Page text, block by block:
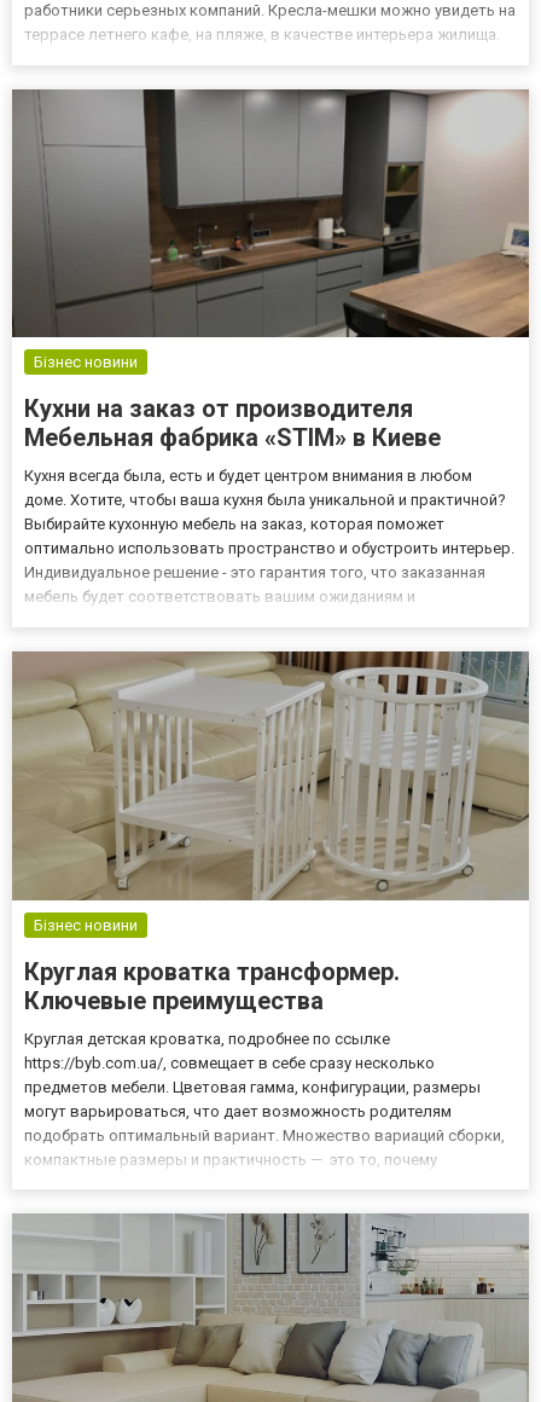
работники серьезных компаний. Кресла-мешки можно увидеть на
террасе летнего кафе, на пляже, в качестве интерьера жилища.
Бізнес новини
Кухни на заказ от производителя
Мебельная фабрика «STIM» в Киеве
Кухня всегда была, есть и будет центром внимания в любом
доме. Хотите, чтобы ваша кухня была уникальной и практичной?
Выбирайте кухонную мебель на заказ, которая поможет
оптимально использовать пространство и обустроить интерьер.
Индивидуальное решение - это гарантия того, что заказанная
мебель будет соответствовать вашим ожиданиям и
Бізнес новини
Круглая кроватка трансформер.
Ключевые преимущества
Круглая детская кроватка, подробнее по ссылке
https://byb.com.ua/, совмещает в себе сразу несколько
предметов мебели. Цветовая гамма, конфигурации, размеры
могут варьироваться, что дает возможность родителям
подобрать оптимальный вариант. Множество вариаций сборки,
компактные размеры и практичность — это то, почему
Кроватка может выступать не только...